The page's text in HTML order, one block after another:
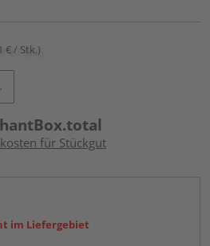
€ / Stk.)
für Stückgut
im Liefergebiet